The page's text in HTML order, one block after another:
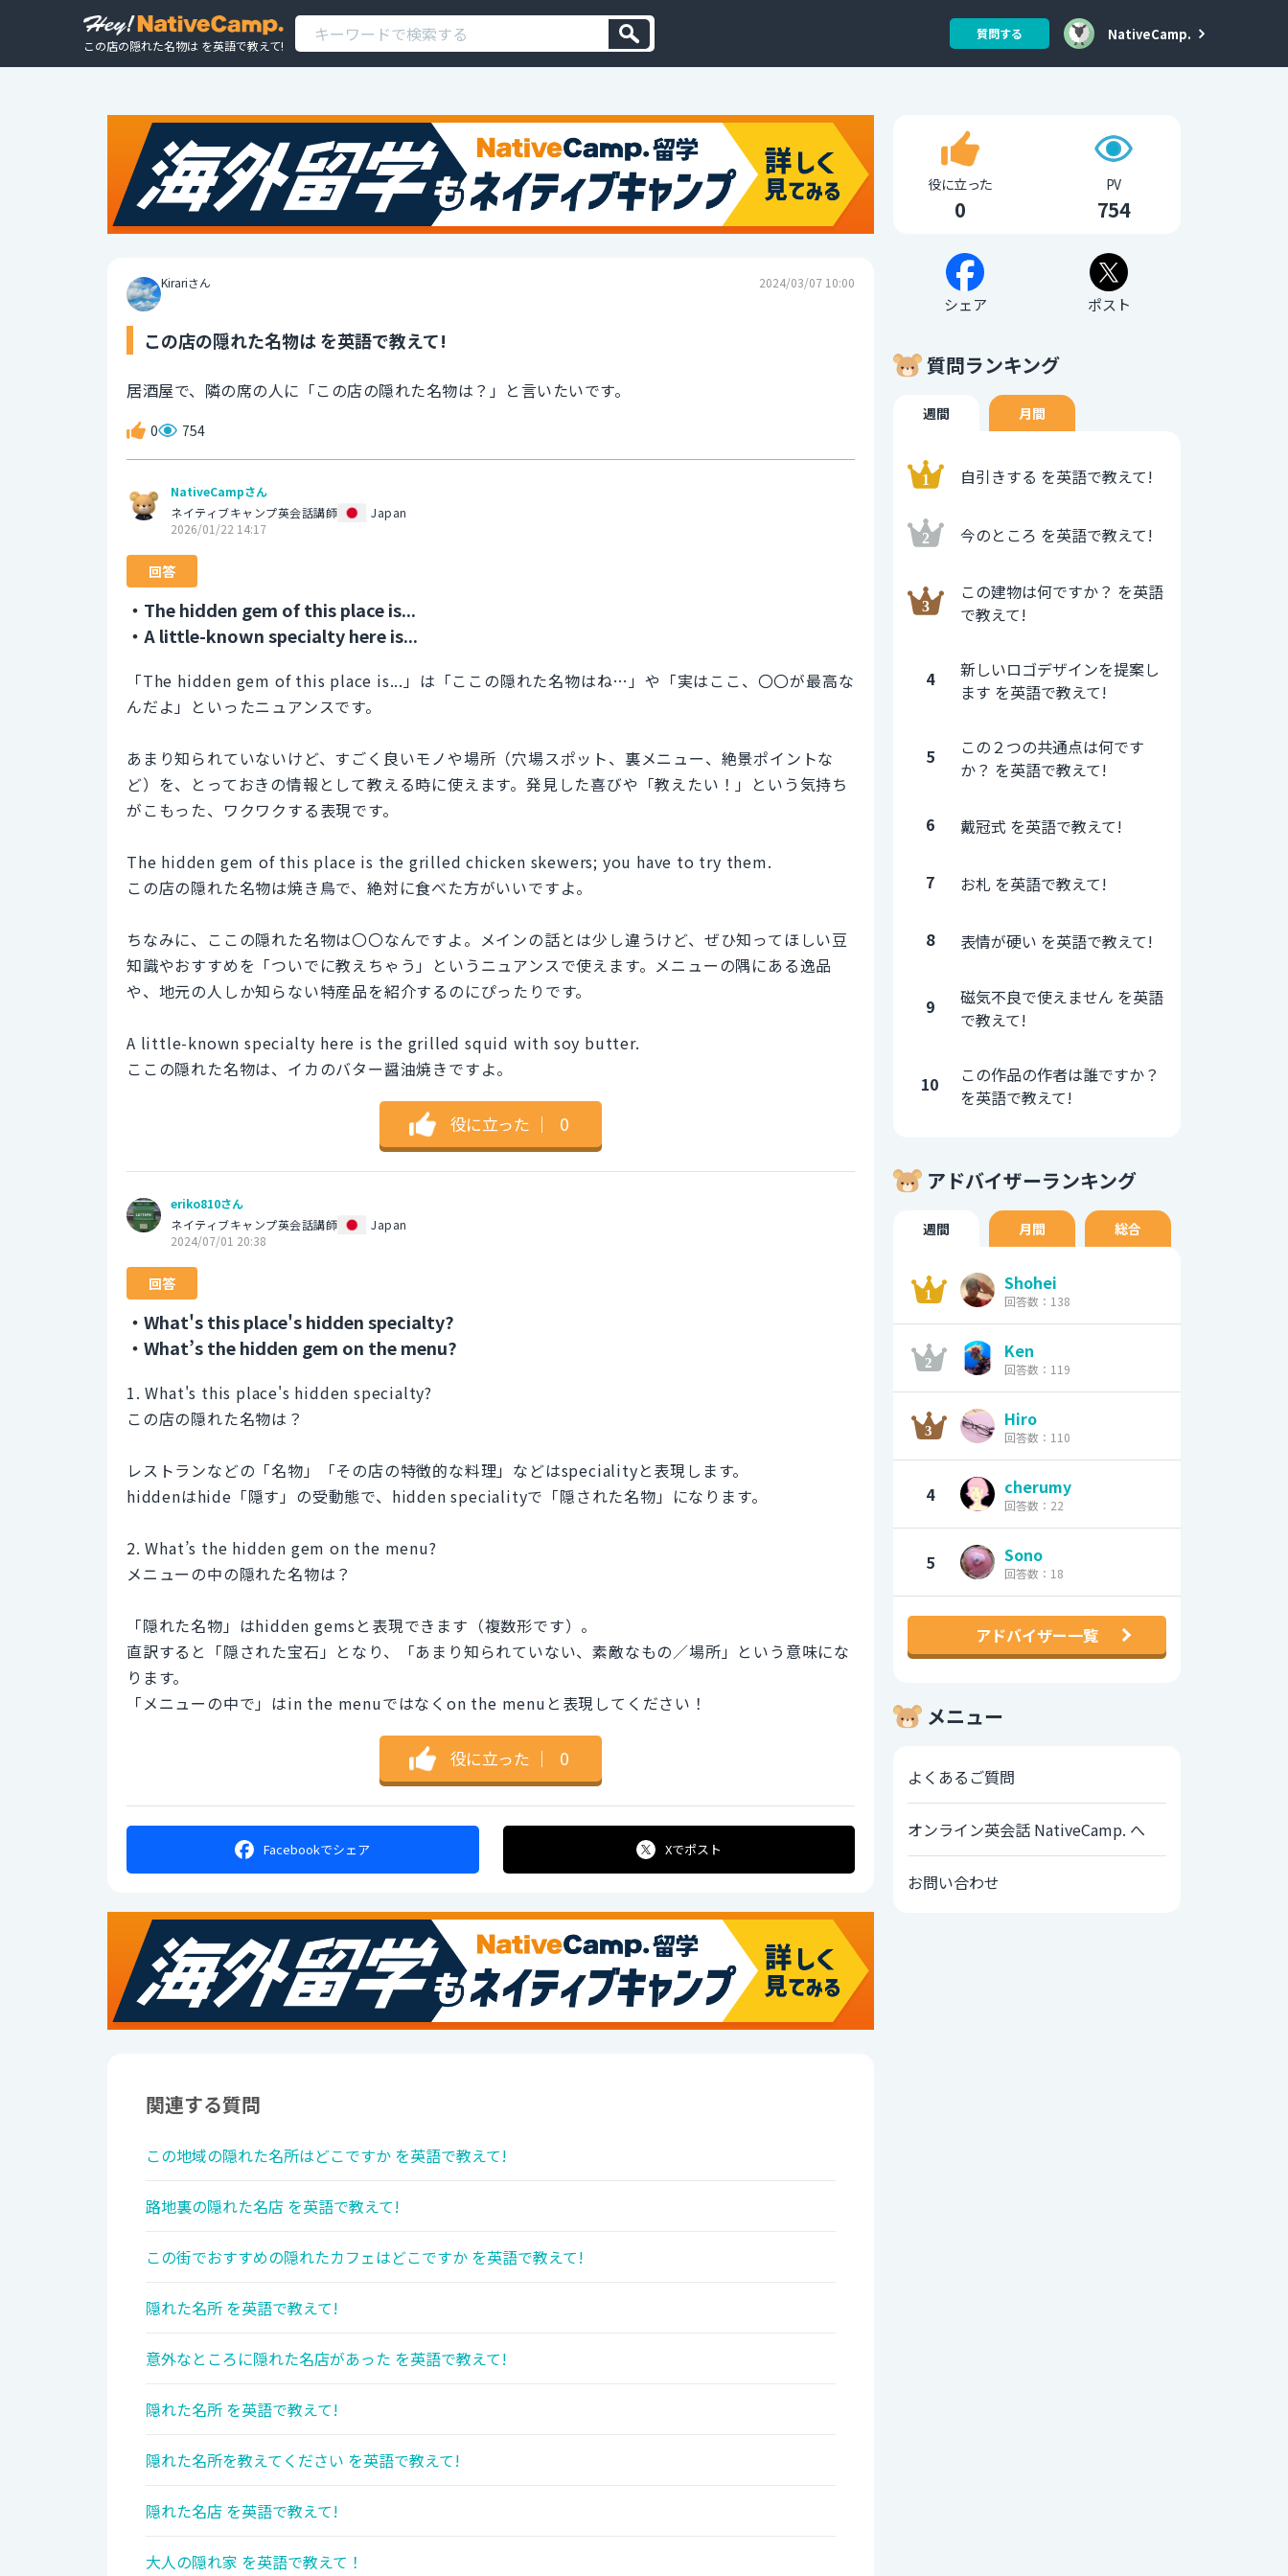
この店の隠れた名物は を英語で教えて!
質問する NativeCamp.
Kirariさん 2024/03/07 10:00
この店の隠れた名物は を英語で教えて!
居酒屋で、隣の席の人に「この店の隠れた名物は？」と言いたいです。
0 754
NativeCampさん
ネイティブキャンプ英会話講師
Japan
2026/01/22 14:17
回答
・The hidden gem of this place is...
・A little-known specialty here is...
「The hidden gem of this place is...」は「ここの隠れた名物はね…」や「実はここ、〇〇が最高な
んだよ」といったニュアンスです。
あまり知られていないけど、すごく良いモノや場所（穴場スポット、裏メニュー、絶景ポイントな
ど）を、とっておきの情報として教える時に使えます。発見した喜びや「教えたい！」という気持ち
がこもった、ワクワクする表現です。
The hidden gem of this place is the grilled chicken skewers; you have to try them.
この店の隠れた名物は焼き鳥で、絶対に食べた方がいいですよ。
ちなみに、ここの隠れた名物は〇〇なんですよ。メインの話とは少し違うけど、ぜひ知ってほしい豆
知識やおすすめを「ついでに教えちゃう」というニュアンスで使えます。メニューの隅にある逸品
や、地元の人しか知らない特産品を紹介するのにぴったりです。
A little-known specialty here is the grilled squid with soy butter.
ここの隠れた名物は、イカのバター醤油焼きですよ。
役に立った ｜ 0
eriko810さん
ネイティブキャンプ英会話講師
Japan
2024/07/01 20:38
回答
・What's this place's hidden specialty?
・What’s the hidden gem on the menu?
1. What's this place's hidden specialty?
この店の隠れた名物は？
レストランなどの「名物」「その店の特徴的な料理」などはspecialityと表現します。
hiddenはhide「隠す」の受動態で、hidden specialityで「隠された名物」になります。
2. What’s the hidden gem on the menu?
メニューの中の隠れた名物は？
「隠れた名物」はhidden gemsと表現できます（複数形です）。
直訳すると「隠された宝石」となり、「あまり知られていない、素敵なもの／場所」という意味にな
ります。
「メニューの中で」はin the menuではなくon the menuと表現してください！
役に立った ｜ 0
Facebookでシェア Xでポスト
関連する質問
この地域の隠れた名所はどこですか を英語で教えて!
路地裏の隠れた名店 を英語で教えて!
この街でおすすめの隠れたカフェはどこですか を英語で教えて!
隠れた名所 を英語で教えて!
意外なところに隠れた名店があった を英語で教えて!
隠れた名所 を英語で教えて!
隠れた名所を教えてください を英語で教えて!
隠れた名店 を英語で教えて!
大人の隠れ家 を英語で教えて！
役に立った
0
PV
754
シェア ポスト
質問ランキング
週間 月間
自引きする を英語で教えて!
今のところ を英語で教えて!
この建物は何ですか？ を英語
で教えて!
4
新しいロゴデザインを提案し
ます を英語で教えて!
5
この２つの共通点は何です
か？ を英語で教えて!
6 戴冠式 を英語で教えて!
7 お札 を英語で教えて!
8 表情が硬い を英語で教えて!
9
磁気不良で使えません を英語
で教えて!
10
この作品の作者は誰ですか？
を英語で教えて!
アドバイザーランキング
週間 月間 総合
Shohei
回答数：138
Ken
回答数：119
Hiro
回答数：110
4 cherumy
回答数：22
5 Sono
回答数：18
アドバイザー一覧
メニュー
よくあるご質問
オンライン英会話 NativeCamp. へ
お問い合わせ